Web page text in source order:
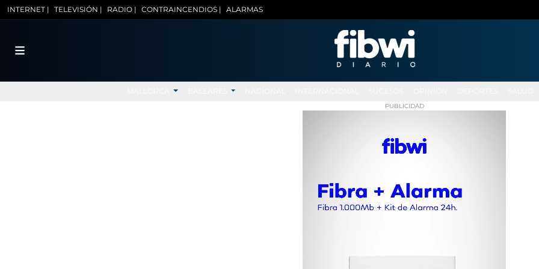
INTERNET | TELEVISIÓN | RADIO | CONTRAINCENDIOS | ALARMAS